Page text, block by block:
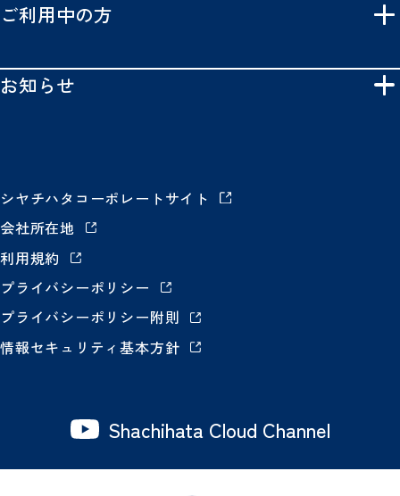
ご利用中の方
お知らせ
シヤチハタコーポレートサイト
会社所在地
利用規約
プライバシーポリシー
プライバシーポリシー附則
情報セキュリティ基本方針
Shachihata Cloud Channel